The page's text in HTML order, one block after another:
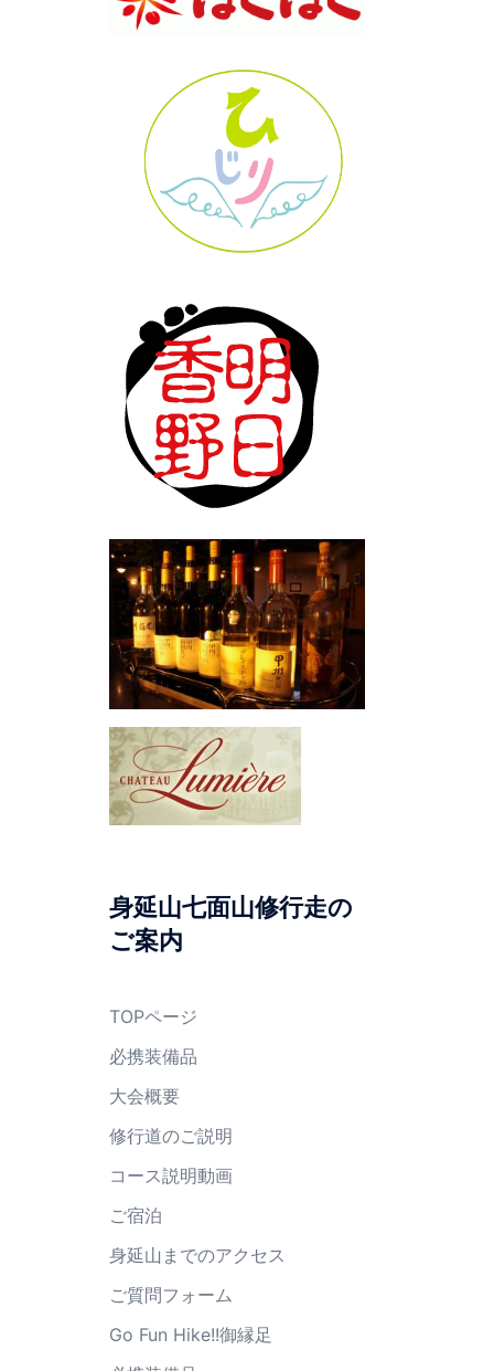
身延山七面山修行走の
ご案内
TOPページ
必携装備品
大会概要
修行道のご説明
コース説明動画
ご宿泊
身延山までのアクセス
ご質問フォーム
Go Fun Hike!!御縁足